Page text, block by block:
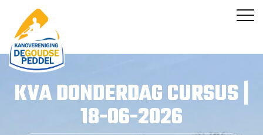
KVA DONDERDAG CURSUS |
18-06-2026